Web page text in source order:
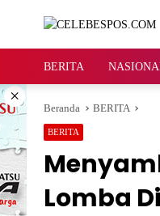
BERITA
×
Beranda BERITA
BERITA
Lomba